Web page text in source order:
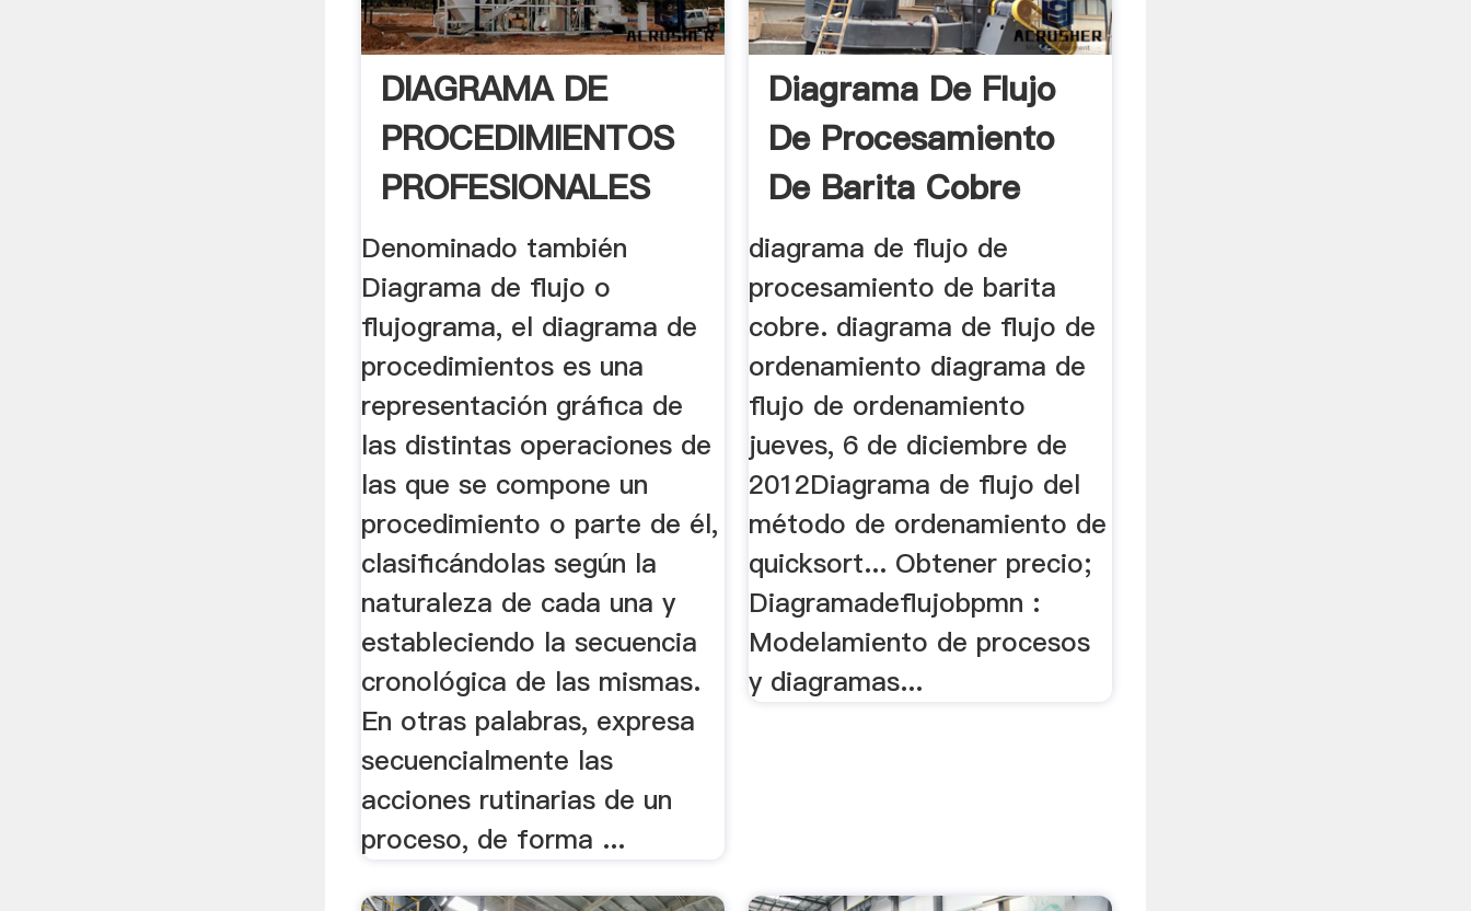
DIAGRAMA DE
PROCEDIMIENTOS
PROFESIONALES
EN .
Denominado también
Diagrama de flujo o
flujograma, el diagrama de
procedimientos es una
representación gráfica de
las distintas operaciones de
las que se compone un
procedimiento o parte de él,
clasificándolas según la
naturaleza de cada una y
estableciendo la secuencia
cronológica de las mismas.
En otras palabras, expresa
secuencialmente las
acciones rutinarias de un
proceso, de forma ...
Diagrama De Flujo
De Procesamiento
De Barita Cobre
diagrama de flujo de
procesamiento de barita
cobre. diagrama de flujo de
ordenamiento diagrama de
flujo de ordenamiento
jueves, 6 de diciembre de
2012Diagrama de flujo del
método de ordenamiento de
quicksort... Obtener precio;
Diagramadeflujobpmn :
Modelamiento de procesos
y diagramas...